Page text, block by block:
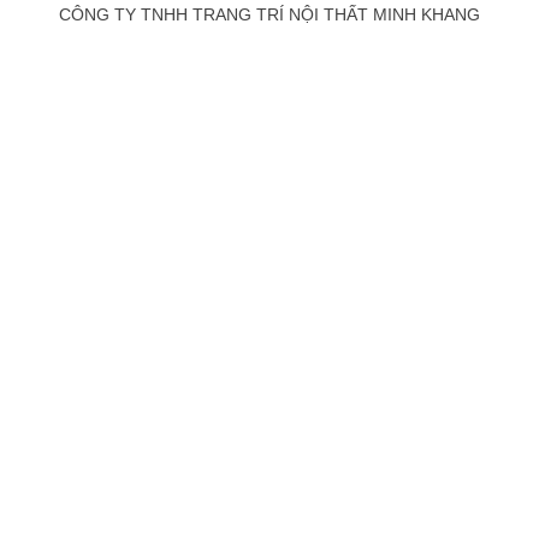
CÔNG TY TNHH TRANG TRÍ NỘI THẤT MINH KHANG